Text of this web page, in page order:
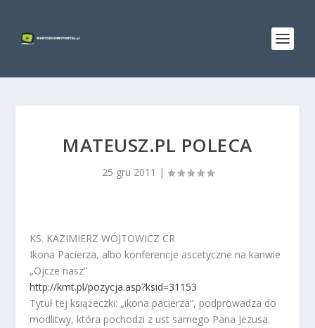
MATEUSZ.PL POLECA
25 gru 2011 |
KS. KAZIMIERZ WÓJTOWICZ CR
Ikona Pacierza, albo konferencje ascetyczne na kanwie
„Ojcze nasz”
http://kmt.pl/pozycja.asp?ksid=31153
Tytuł tej książeczki: „ikona pacierza”, podprowadza do
modlitwy, która pochodzi z ust samego Pana Jezusa.